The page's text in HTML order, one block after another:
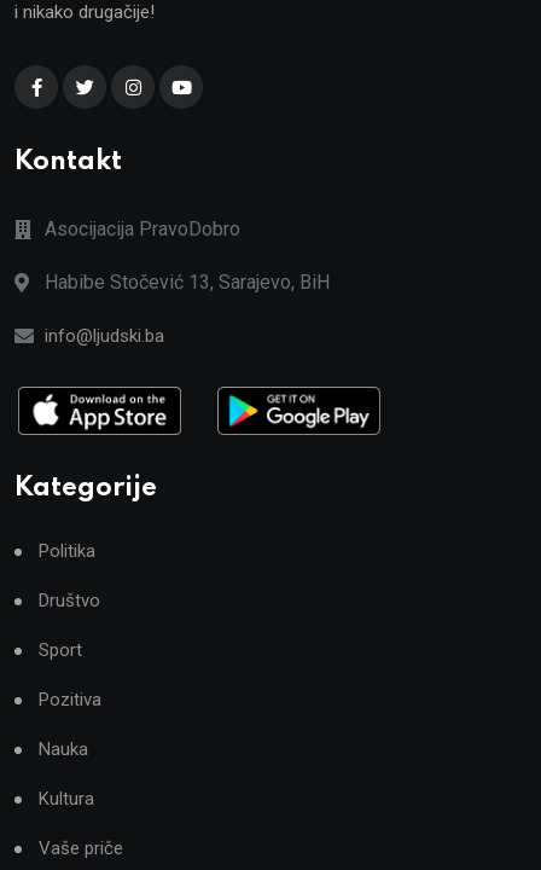
i nikako drugačije!
Kontakt
Asocijacija PravoDobro
Habibe Stočević 13, Sarajevo, BiH
info@ljudski.ba
Kategorije
Politika
Društvo
Sport
Pozitiva
Nauka
Kultura
Vaše priče